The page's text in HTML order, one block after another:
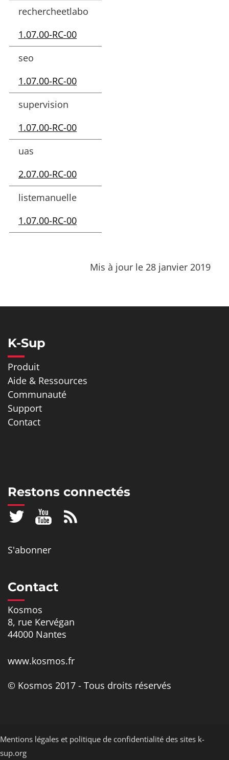
rechercheetlabo
1.07.00-RC-00
seo
1.07.00-RC-00
supervision
1.07.00-RC-00
uas
2.07.00-RC-00
listemanuelle
1.07.00-RC-00
Mis à jour le 28 janvier 2019
K-Sup
Produit
Aide & Ressources
Communauté
Support
Contact
Restons connectés
S'abonner
Contact
Kosmos
8, rue Kervégan
44000 Nantes
www.kosmos.fr
© Kosmos 2017 - Tous droits réservés
Mentions légales et politique de confidentialité des sites k-
sup.org